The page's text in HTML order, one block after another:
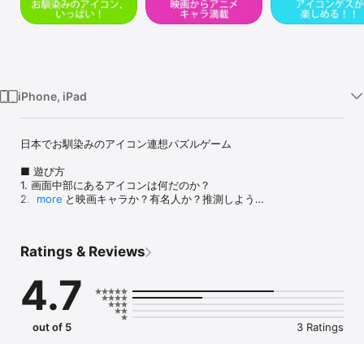
iPhone, iPad
日本でお馴染みのアイコン連想パズルゲーム
■ 遊び方
1. 画面中部にあるアイコンは何だのか？
2. アニメと映画キャラか？有名人か？推測しよう
す。
5/5 - 操作も簡単だし知ってる問題も多いから楽しい！
■ 主な特徴
．美しいお馴染みのアイコンをゲス
．多くの種類のアイコンを入れます（アニメ、映画、有名人など）
more
Ratings & Reviews
4.7
out of 5 3 Ratings